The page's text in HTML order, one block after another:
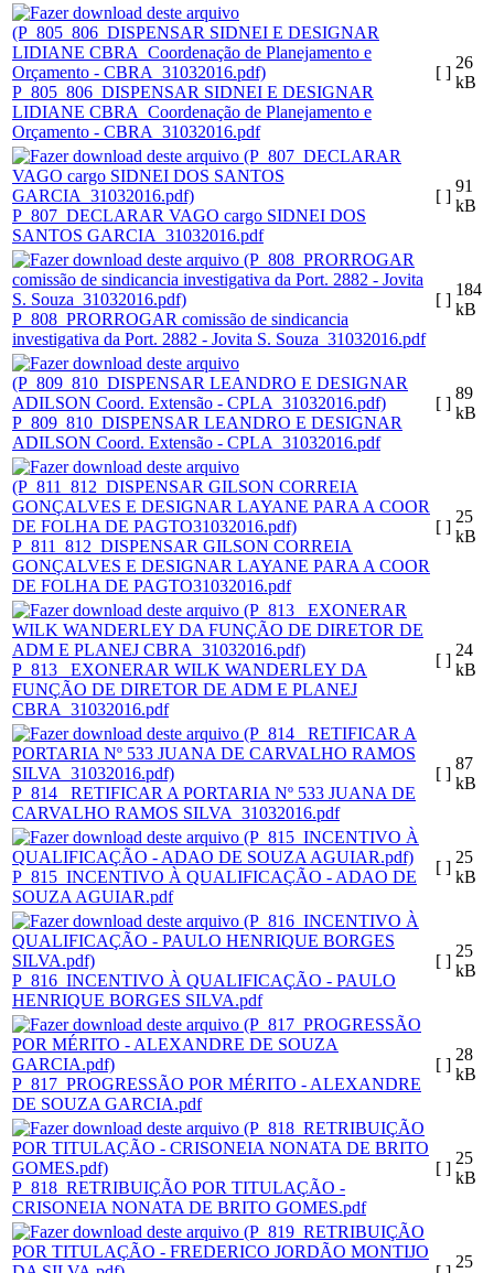
P_805_806_DISPENSAR SIDNEI E DESIGNAR
LIDIANE CBRA_Coordenação de Planejamento e
Orçamento - CBRA_31032016.pdf
[ ]
26
kB
P_807_DECLARAR VAGO cargo SIDNEI DOS
SANTOS GARCIA_31032016.pdf
[ ]
91
kB
P_808_PRORROGAR comissão de sindicancia
investigativa da Port. 2882 - Jovita S. Souza_31032016.pdf
[ ]
184
kB
P_809_810_DISPENSAR LEANDRO E DESIGNAR
ADILSON Coord. Extensão - CPLA_31032016.pdf
[ ]
89
kB
P_811_812_DISPENSAR GILSON CORREIA
GONÇALVES E DESIGNAR LAYANE PARA A COOR
DE FOLHA DE PAGTO31032016.pdf
[ ]
25
kB
P_813_ EXONERAR WILK WANDERLEY DA
FUNÇÃO DE DIRETOR DE ADM E PLANEJ
CBRA_31032016.pdf
[ ]
24
kB
P_814_ RETIFICAR A PORTARIA Nº 533 JUANA DE
CARVALHO RAMOS SILVA_31032016.pdf
[ ]
87
kB
P_815_INCENTIVO À QUALIFICAÇÃO - ADAO DE
SOUZA AGUIAR.pdf
[ ]
25
kB
P_816_INCENTIVO À QUALIFICAÇÃO - PAULO
HENRIQUE BORGES SILVA.pdf
[ ]
25
kB
P_817_PROGRESSÃO POR MÉRITO - ALEXANDRE
DE SOUZA GARCIA.pdf
[ ]
28
kB
P_818_RETRIBUIÇÃO POR TITULAÇÃO -
CRISONEIA NONATA DE BRITO GOMES.pdf
[ ]
25
kB
25